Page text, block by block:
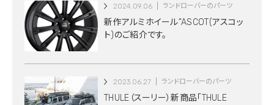
2024.09.06 ランドローバーのパーツ
新作アルミホイール”ASCOT(アスコッ
ト)のご紹介です。
2023.06.27 ランドローバーのパーツ
THULE（スーリー）新商品「THULE